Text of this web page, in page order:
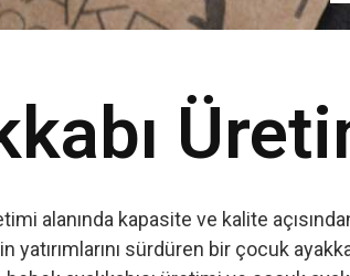
alanında kapasite ve kalite
sürdüren bir çocuk